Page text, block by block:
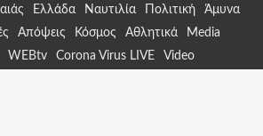
Ελλάδα Ναυτιλία Πολιτική
Άμυνα
Απόψεις Κόσμος Αθλητικά
Media
WEBtv Corona Virus LIVE Video